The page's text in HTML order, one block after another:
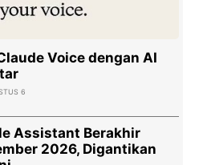
Voice dengan AI
6
Assistant Berakhir
2026, Digantikan